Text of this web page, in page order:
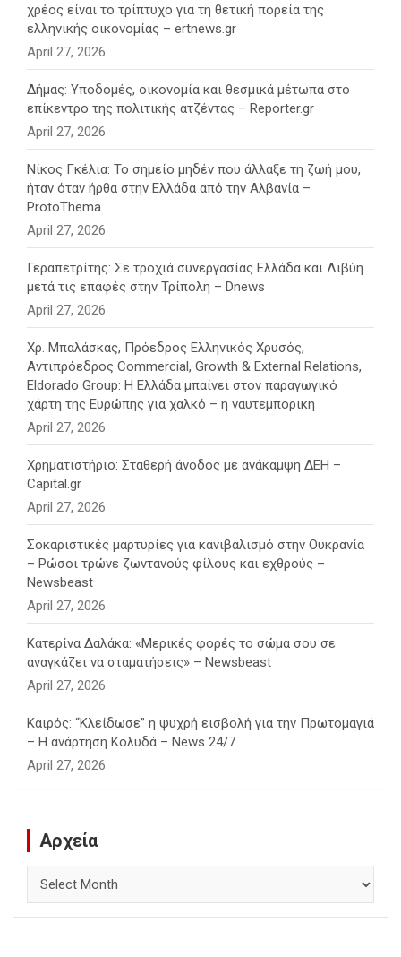
χρέος είναι το τρίπτυχο για τη θετική πορεία της
ελληνικής οικονομίας – ertnews.gr
April 27, 2026
Δήμας: Υποδομές, οικονομία και θεσμικά μέτωπα στο
επίκεντρο της πολιτικής ατζέντας – Reporter.gr
April 27, 2026
Νίκος Γκέλια: Το σημείο μηδέν που άλλαξε τη ζωή μου,
ήταν όταν ήρθα στην Ελλάδα από την Αλβανία –
ProtoThema
April 27, 2026
Γεραπετρίτης: Σε τροχιά συνεργασίας Ελλάδα και Λιβύη
μετά τις επαφές στην Τρίπολη – Dnews
April 27, 2026
Χρ. Μπαλάσκας, Πρόεδρος Ελληνικός Χρυσός,
Αντιπρόεδρος Commercial, Growth & External Relations,
Eldorado Group: Η Ελλάδα μπαίνει στον παραγωγικό
χάρτη της Ευρώπης για χαλκό – η ναυτεμπορικη
April 27, 2026
Χρηματιστήριο: Σταθερή άνοδος με ανάκαμψη ΔΕΗ –
Capital.gr
April 27, 2026
Σοκαριστικές μαρτυρίες για κανιβαλισμό στην Ουκρανία
– Ρώσοι τρώνε ζωντανούς φίλους και εχθρούς –
Newsbeast
April 27, 2026
Κατερίνα Δαλάκα: «Μερικές φορές το σώμα σου σε
αναγκάζει να σταματήσεις» – Newsbeast
April 27, 2026
Καιρός: “Κλείδωσε” η ψυχρή εισβολή για την Πρωτομαγιά
– Η ανάρτηση Κολυδά – News 24/7
April 27, 2026
Αρχεία